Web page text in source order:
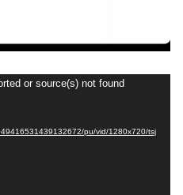
or source(s) not found
pu/vid/1280x720/tsj